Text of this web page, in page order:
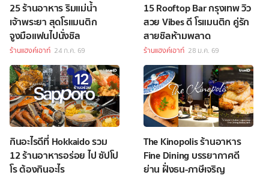
25 ร้านอาหาร ริมแม่น้ำ
เจ้าพระยา สุดโรแมนติก
จูงมือแฟนไปนั่งชิล
ร้านแฮงค์เอาท์ 24 ก.ค. 69
15 Rooftop Bar กรุงเทพ วิว
สวย Vibes ดี โรแมนติก คู่รัก
สายชิลห้ามพลาด
ร้านแฮงค์เอาท์ 28 ม.ค. 69
กินอะไรดีที่ Hokkaido รวม
12 ร้านอาหารอร่อย ไป ซัปโป
โร ต้องกินอะไร
The Kinopolis ร้านอาหาร
Fine Dining บรรยากาศดี
ย่าน ฝั่งธน-ภาษีเจริญ